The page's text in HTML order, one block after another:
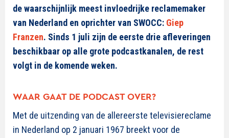
de waarschijnlijk meest invloedrijke reclamemaker
van Nederland en oprichter van SWOCC: Giep
Franzen. Sinds 1 juli zijn de eerste drie afleveringen
beschikbaar op alle grote podcastkanalen, de rest
volgt in de komende weken.
WAAR GAAT DE PODCAST OVER?
Met de uitzending van de allereerste televisiereclame
in Nederland op 2 januari 1967 breekt voor de